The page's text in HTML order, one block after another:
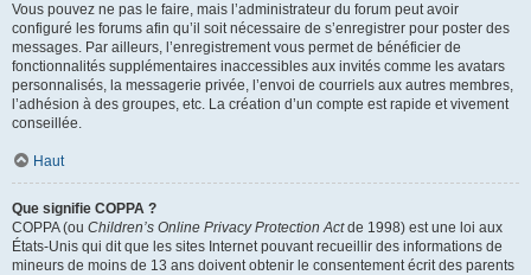
Vous pouvez ne pas le faire, mais l’administrateur du forum peut avoir
configuré les forums afin qu’il soit nécessaire de s’enregistrer pour poster des
messages. Par ailleurs, l’enregistrement vous permet de bénéficier de
fonctionnalités supplémentaires inaccessibles aux invités comme les avatars
personnalisés, la messagerie privée, l’envoi de courriels aux autres membres,
l’adhésion à des groupes, etc. La création d’un compte est rapide et vivement
conseillée.
Haut
Que signifie COPPA ?
COPPA (ou Children’s Online Privacy Protection Actde 1998) est une loi aux
États-Unis qui dit que les sites Internet pouvant recueillir des informations de
mineurs de moins de 13 ans doivent obtenir le consentement écrit des parents